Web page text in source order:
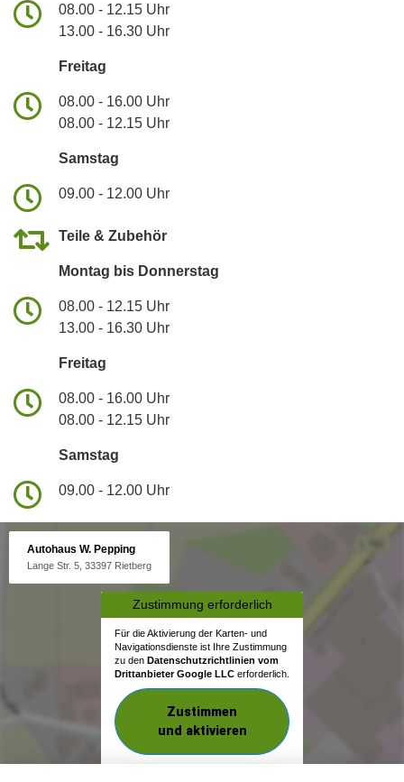
08.00 - 12.15 Uhr
13.00 - 16.30 Uhr
Freitag
08.00 - 16.00 Uhr
08.00 - 12.15 Uhr
Samstag
09.00 - 12.00 Uhr
Teile & Zubehör
Montag bis Donnerstag
08.00 - 12.15 Uhr
13.00 - 16.30 Uhr
Freitag
08.00 - 16.00 Uhr
08.00 - 12.15 Uhr
Samstag
09.00 - 12.00 Uhr
Autohaus W. Pepping
Lange Str. 5, 33397 Rietberg
Zustimmung erforderlich
Für die Aktivierung der Karten- und
Navigationsdienste ist Ihre Zustimmung
zu den Datenschutzrichtlinien vom
Drittanbieter Google LLC erforderlich.
Zustimmen
und aktivieren